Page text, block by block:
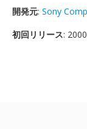
開発元: Sony
初回リリース: